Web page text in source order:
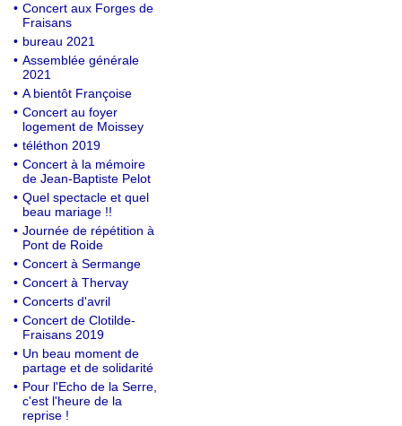
• Concert aux Forges de
Fraisans
• bureau 2021
• Assemblée générale
2021
• A bientôt Françoise
• Concert au foyer
logement de Moissey
• téléthon 2019
• Concert à la mémoire
de Jean-Baptiste Pelot
• Quel spectacle et quel
beau mariage !!
• Journée de répétition à
Pont de Roide
• Concert à Sermange
• Concert à Thervay
• Concerts d'avril
• Concert de Clotilde-
Fraisans 2019
• Un beau moment de
partage et de solidarité
• Pour l'Echo de la Serre,
c'est l'heure de la
reprise !